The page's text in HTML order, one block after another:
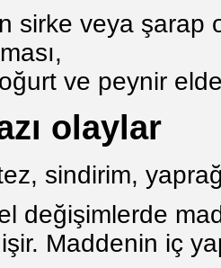
sirke veya şarap
ve peynir
olaylar
sindirim,
değişimlerde
Maddenin iç